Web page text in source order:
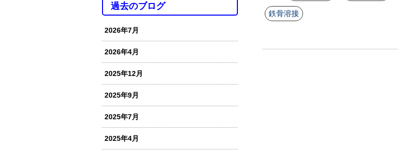
鉄骨溶接
過去のブログ
2026年7月
2026年4月
2025年12月
2025年9月
2025年7月
2025年4月